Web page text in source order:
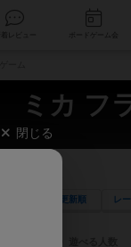
ミカ フ
更新順 レ
ド検索ができます。
索できます。
閉じる